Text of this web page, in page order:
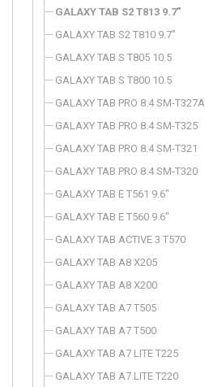
GALAXY TAB S2 T813 9.7"
GALAXY TAB S2 T810 9.7"
GALAXY TAB S T805 10.5
GALAXY TAB S T800 10.5
GALAXY TAB PRO 8.4 SM-T327A
GALAXY TAB PRO 8.4 SM-T325
GALAXY TAB PRO 8.4 SM-T321
GALAXY TAB PRO 8.4 SM-T320
GALAXY TAB E T561 9.6"
GALAXY TAB E T560 9.6"
GALAXY TAB ACTIVE 3 T570
GALAXY TAB A8 X205
GALAXY TAB A8 X200
GALAXY TAB A7 T505
GALAXY TAB A7 T500
GALAXY TAB A7 LITE T225
GALAXY TAB A7 LITE T220